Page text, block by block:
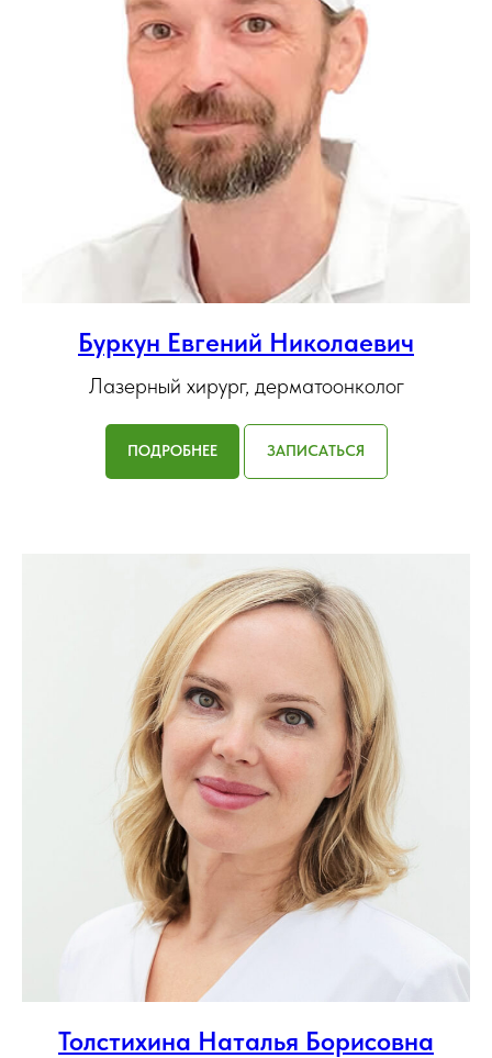
Буркун Евгений Николаевич
Лазерный хирург, дерматоонколог
ПОДРОБНЕЕ ЗАПИСАТЬСЯ
Толстихина Наталья Борисовна